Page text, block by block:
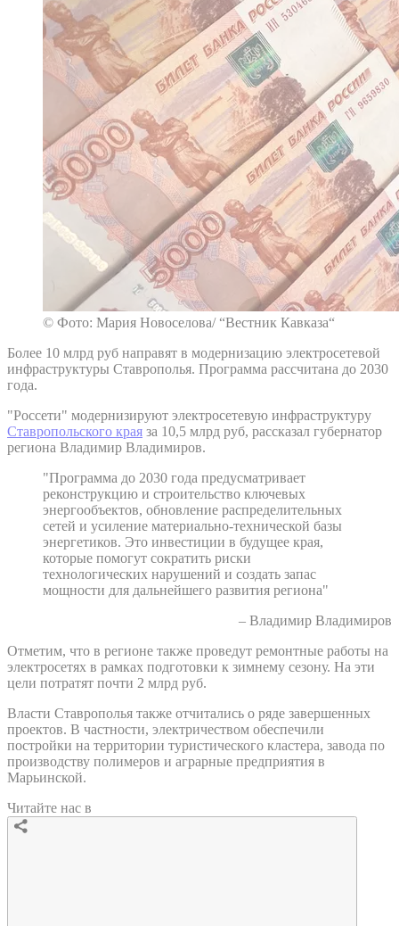
© Фото: Мария Новоселова/ “Вестник Кавказа“
Более 10 млрд руб направят в модернизацию электросетевой
инфраструктуры Ставрополья. Программа рассчитана до 2030
года.
"Россети" модернизируют электросетевую инфраструктуру
Ставропольского края за 10,5 млрд руб, рассказал губернатор
региона Владимир Владимиров.
"Программа до 2030 года предусматривает
реконструкцию и строительство ключевых
энергообъектов, обновление распределительных
сетей и усиление материально-технической базы
энергетиков. Это инвестиции в будущее края,
которые помогут сократить риски
технологических нарушений и создать запас
мощности для дальнейшего развития региона"
– Владимир Владимиров
Отметим, что в регионе также проведут ремонтные работы на
электросетях в рамках подготовки к зимнему сезону. На эти
цели потратят почти 2 млрд руб.
Власти Ставрополья также отчитались о ряде завершенных
проектов. В частности, электричеством обеспечили
постройки на территории туристического кластера, завода по
производству полимеров и аграрные предприятия в
Марьинской.
Читайте нас в